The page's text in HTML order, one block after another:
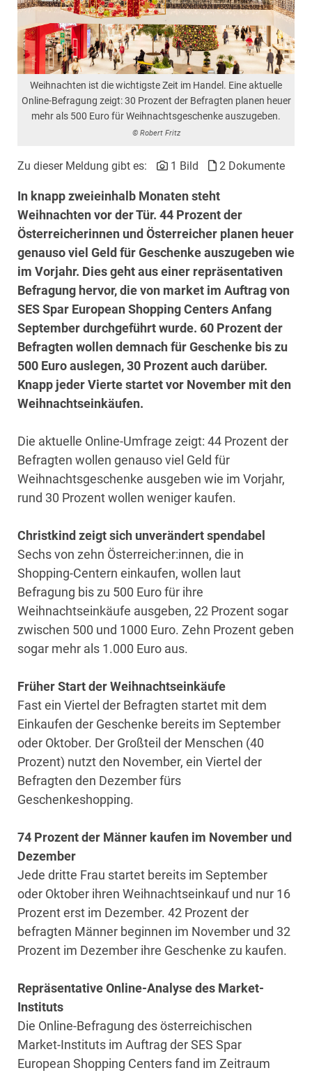
Weihnachten ist die wichtigste Zeit im Handel. Eine aktuelle
Online-Befragung zeigt: 30 Prozent der Befragten planen heuer
mehr als 500 Euro für Weihnachtsgeschenke auszugeben.
© Robert Fritz
Zu dieser Meldung gibt es: 1 Bild 2 Dokumente
In knapp zweieinhalb Monaten steht
Weihnachten vor der Tür. 44 Prozent der
Österreicherinnen und Österreicher planen heuer
genauso viel Geld für Geschenke auszugeben wie
im Vorjahr. Dies geht aus einer repräsentativen
Befragung hervor, die von market im Auftrag von
SES Spar European Shopping Centers Anfang
September durchgeführt wurde. 60 Prozent der
Befragten wollen demnach für Geschenke bis zu
500 Euro auslegen, 30 Prozent auch darüber.
Knapp jeder Vierte startet vor November mit den
Weihnachtseinkäufen.
Die aktuelle Online-Umfrage zeigt: 44 Prozent der
Befragten wollen genauso viel Geld für
Weihnachtsgeschenke ausgeben wie im Vorjahr,
rund 30 Prozent wollen weniger kaufen.
Christkind zeigt sich unverändert spendabel
Sechs von zehn Österreicher:innen, die in
Shopping-Centern einkaufen, wollen laut
Befragung bis zu 500 Euro für ihre
Weihnachtseinkäufe ausgeben, 22 Prozent sogar
zwischen 500 und 1000 Euro. Zehn Prozent geben
sogar mehr als 1.000 Euro aus.
Früher Start der Weihnachtseinkäufe
Fast ein Viertel der Befragten startet mit dem
Einkaufen der Geschenke bereits im September
oder Oktober. Der Großteil der Menschen (40
Prozent) nutzt den November, ein Viertel der
Befragten den Dezember fürs
Geschenkeshopping.
74 Prozent der Männer kaufen im November und
Dezember
Jede dritte Frau startet bereits im September
oder Oktober ihren Weihnachtseinkauf und nur 16
Prozent erst im Dezember. 42 Prozent der
befragten Männer beginnen im November und 32
Prozent im Dezember ihre Geschenke zu kaufen.
Repräsentative Online-Analyse des Market-
Instituts
Die Online-Befragung des österreichischen
Market-Instituts im Auftrag der SES Spar
European Shopping Centers fand im Zeitraum